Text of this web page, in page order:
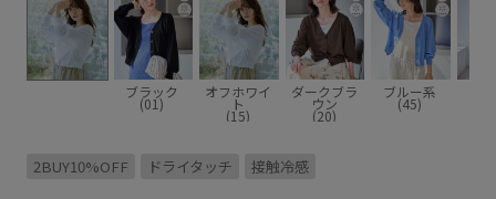
ブラック
(01)
オフホワイ
ト
(15)
ダークブラ
ウン
(20)
ブルー系
(45)
2BUY10%OFF ドライタッチ 接触冷感